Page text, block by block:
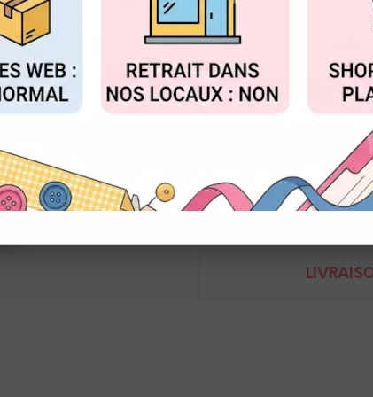
Réf. :PHM_ED1390
Cadenas, clefs et
Ephéméria
3662848017328
Demande de